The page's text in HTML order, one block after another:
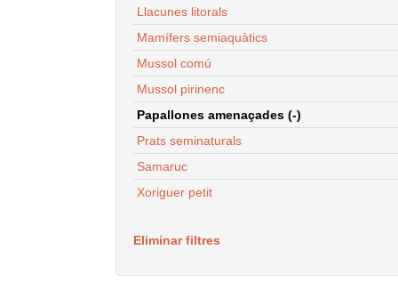
Llacunes litorals
Mamífers semiaquàtics
Mussol comú
Mussol pirinenc
Papallones amenaçades (-)
Prats seminaturals
Samaruc
Xoriguer petit
Eliminar filtres